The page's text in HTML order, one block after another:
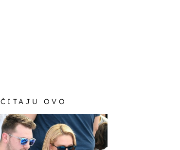
ČITAJU OVO